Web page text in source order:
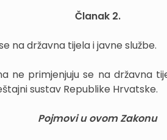
Članak 2.
na državna tijela i javne službe.
ne primjenjuju se na državna
sustav Republike Hrvatske.
Pojmovi u ovom Zakonu